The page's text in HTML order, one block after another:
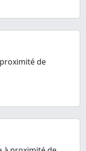
de